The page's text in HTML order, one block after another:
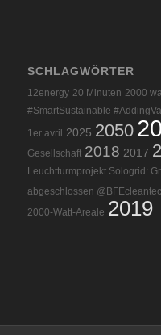
SCHLAGWÖRTER
12energy 20 Minuten 2000
#SmartSustainable
1er avril 2025 2050
Gesellschaft 2018 2017
Leuchtturmprojekt Sologrid:
abgeschlossen
2000-Watt-Areale 2019